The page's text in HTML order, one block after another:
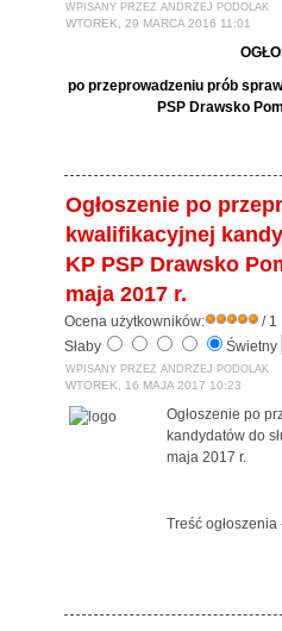
WPISANY PRZEZ ANDRZEJ PODOLAK
WTOREK, 29 MARCA 2016 11:01
po przeprowadzeniu prób
PSP Drawsko
Ogłoszenie po
kwalifikacyjnej
KP PSP Drawsko
maja 2017 r.
Ocena użytkowników:
/ 1
Słaby
Świetny
WPISANY PRZEZ ANDRZEJ PODOLAK
WTOREK, 16 MAJA 2017 10:23
Ogłoszenie po
kandydatów do
maja 2017 r.
Treść